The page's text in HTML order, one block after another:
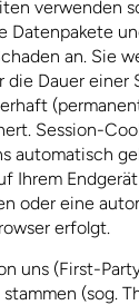
verwenden
Datenpakete
an. Sie
die Dauer einer
Session-
automatisch
Ihrem
oder eine
erfolgt.
uns (First-
(sog.